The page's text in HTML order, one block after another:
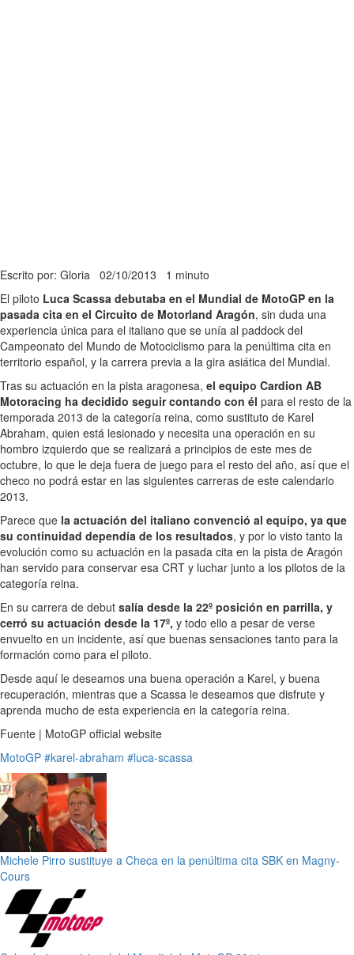
Escrito por: Gloria 02/10/2013 1 minuto
El piloto Luca Scassa debutaba en el Mundial de MotoGP en la
pasada cita en el Circuito de Motorland Aragón, sin duda una
experiencia única para el italiano que se unía al paddock del
Campeonato del Mundo de Motociclismo para la penúltima cita en
territorio español, y la carrera previa a la gira asiática del Mundial.
Tras su actuación en la pista aragonesa, el equipo Cardion AB
Motoracing ha decidido seguir contando con él para el resto de la
temporada 2013 de la categoría reina, como sustituto de Karel
Abraham, quien está lesionado y necesita una operación en su
hombro izquierdo que se realizará a principios de este mes de
octubre, lo que le deja fuera de juego para el resto del año, así que el
checo no podrá estar en las siguientes carreras de este calendario
2013.
Parece que la actuación del italiano convenció al equipo, ya que
su continuidad dependía de los resultados, y por lo visto tanto la
evolución como su actuación en la pasada cita en la pista de Aragón
han servido para conservar esa CRT y luchar junto a los pilotos de la
categoría reina.
En su carrera de debut salía desde la 22º posición en parrilla, y
cerró su actuación desde la 17º, y todo ello a pesar de verse
envuelto en un incidente, así que buenas sensaciones tanto para la
formación como para el piloto.
Desde aquí le deseamos una buena operación a Karel, y buena
recuperación, mientras que a Scassa le deseamos que disfrute y
aprenda mucho de esta experiencia en la categoría reina.
Fuente | MotoGP official website
MotoGP #karel-abraham #luca-scassa
Michele Pirro sustituye a Checa en la penúltima cita SBK en Magny-
Cours